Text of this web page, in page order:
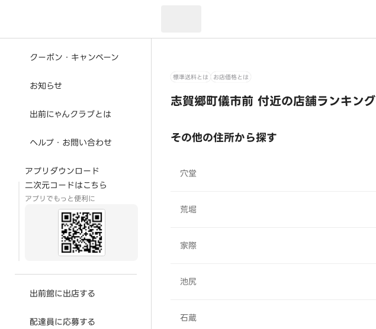
クーポン・キャンペーン
お知らせ
出前にゃんクラブとは
ヘルプ・お問い合わせ
アプリダウンロード
二次元コードはこちら
アプリでもっと便利に
出前館に出店する
配達員に応募する
標準送料とは お店価格とは
志賀郷町儀市前 付近の店舗ランキング
その他の住所から探す
穴堂
荒堀
家際
池尻
石蔵